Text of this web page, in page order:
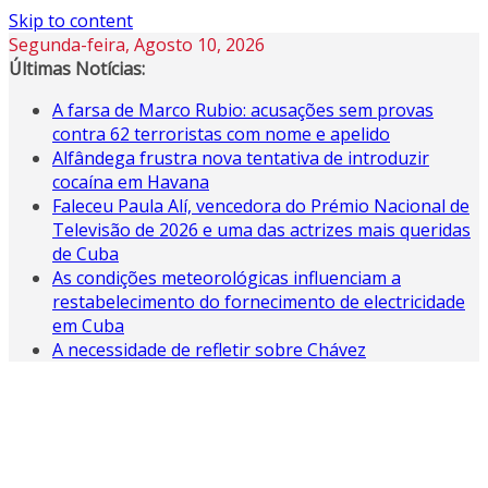
Skip to content
Segunda-feira, Agosto 10, 2026
Últimas Notícias:
A farsa de Marco Rubio: acusações sem provas
contra 62 terroristas com nome e apelido
Alfândega frustra nova tentativa de introduzir
cocaína em Havana
Faleceu Paula Alí, vencedora do Prémio Nacional de
Televisão de 2026 e uma das actrizes mais queridas
de Cuba
As condições meteorológicas influenciam a
restabelecimento do fornecimento de electricidade
em Cuba
A necessidade de refletir sobre Chávez